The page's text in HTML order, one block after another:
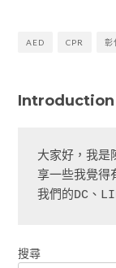
AED CPR 彰
Introduction
大家好，我是
享一些我覺得
我們的DC、
搜尋